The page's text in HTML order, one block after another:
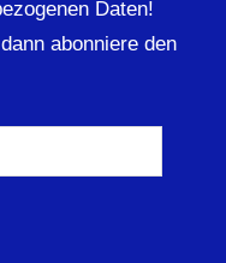
Daten!
abonniere den